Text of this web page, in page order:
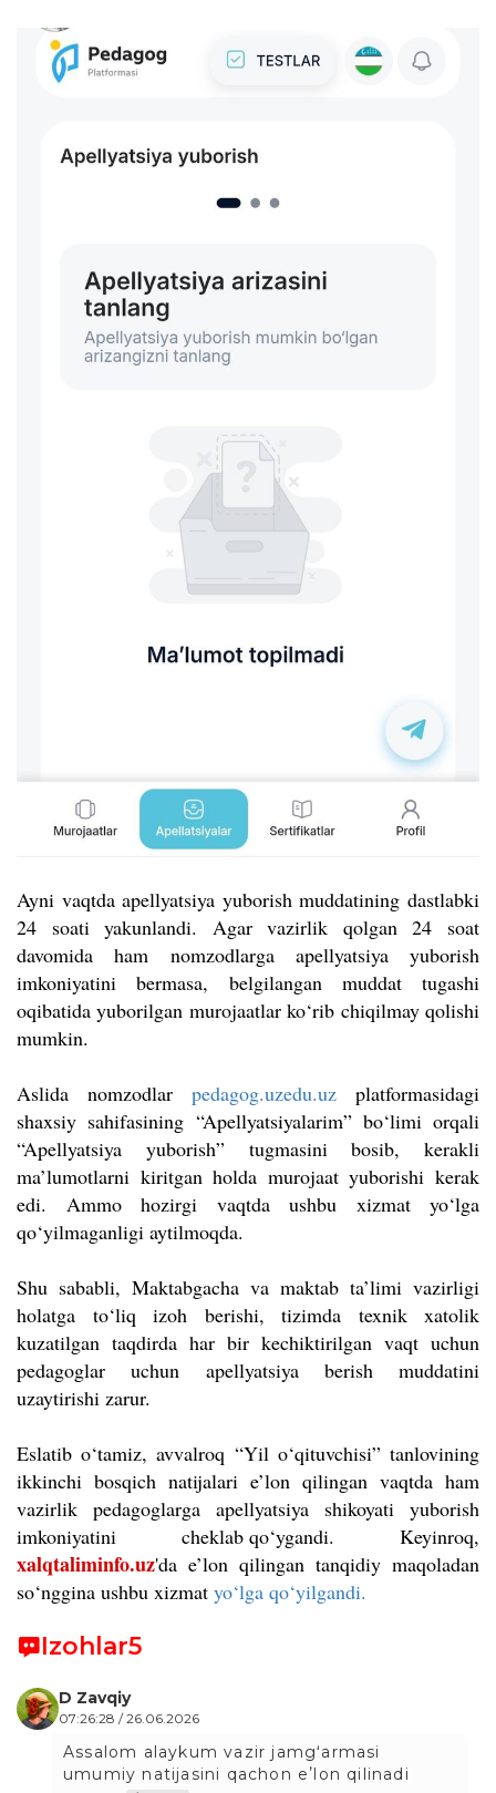
Ayni vaqtda apellyatsiya yuborish muddatining dastlabki
24 soati yakunlandi. Agar vazirlik qolgan 24 soat
davomida ham nomzodlarga apellyatsiya yuborish
imkoniyatini bermasa, belgilangan muddat tugashi
oqibatida yuborilgan murojaatlar ko‘rib chiqilmay qolishi
mumkin.
Aslida nomzodlar pedagog.uzedu.uz platformasidagi
shaxsiy sahifasining “Apellyatsiyalarim” bo‘limi orqali
“Apellyatsiya yuborish” tugmasini bosib, kerakli
ma’lumotlarni kiritgan holda murojaat yuborishi kerak
edi. Ammo hozirgi vaqtda ushbu xizmat yo‘lga
qo‘yilmaganligi aytilmoqda.
Shu sababli, Maktabgacha va maktab ta’limi vazirligi
holatga to‘liq izoh berishi, tizimda texnik xatolik
kuzatilgan taqdirda har bir kechiktirilgan vaqt uchun
pedagoglar uchun apellyatsiya berish muddatini
uzaytirishi zarur.
Eslatib o‘tamiz, avvalroq “Yil o‘qituvchisi” tanlovining
ikkinchi bosqich natijalari e’lon qilingan vaqtda ham
vazirlik pedagoglarga apellyatsiya shikoyati yuborish
imkoniyatini cheklab qo‘ygandi. Keyinroq,
xalqtaliminfo.uz'da e’lon qilingan tanqidiy maqoladan
so‘nggina ushbu xizmat yo‘lga qo‘yilgandi.
Izohlar5
D Zavqiy
07:26:28 / 26.06.2026
Assalom alaykum vazir jamgʻarmasi
umumiy natijasini qachon eʼlon qilinadi